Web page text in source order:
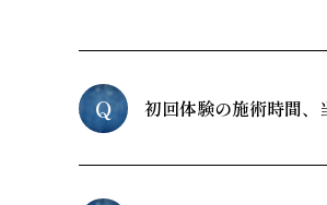
Q 初回体験の施術時間、